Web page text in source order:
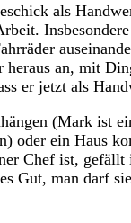
als
an, mit
er jetzt als
(Mark ist
oder ein Haus
Chef ist,
Gut, man darf